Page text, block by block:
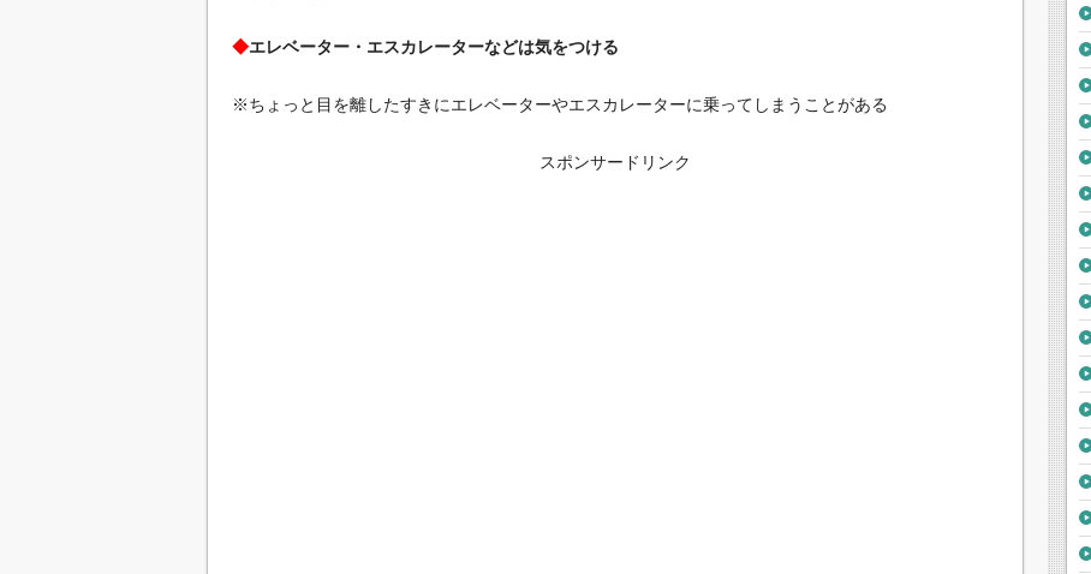
◆エレベーター・エスカレーターなどは気をつける
※ちょっと目を離したすきにエレベーターやエスカレーターに乗ってしまうことがある
スポンサードリンク